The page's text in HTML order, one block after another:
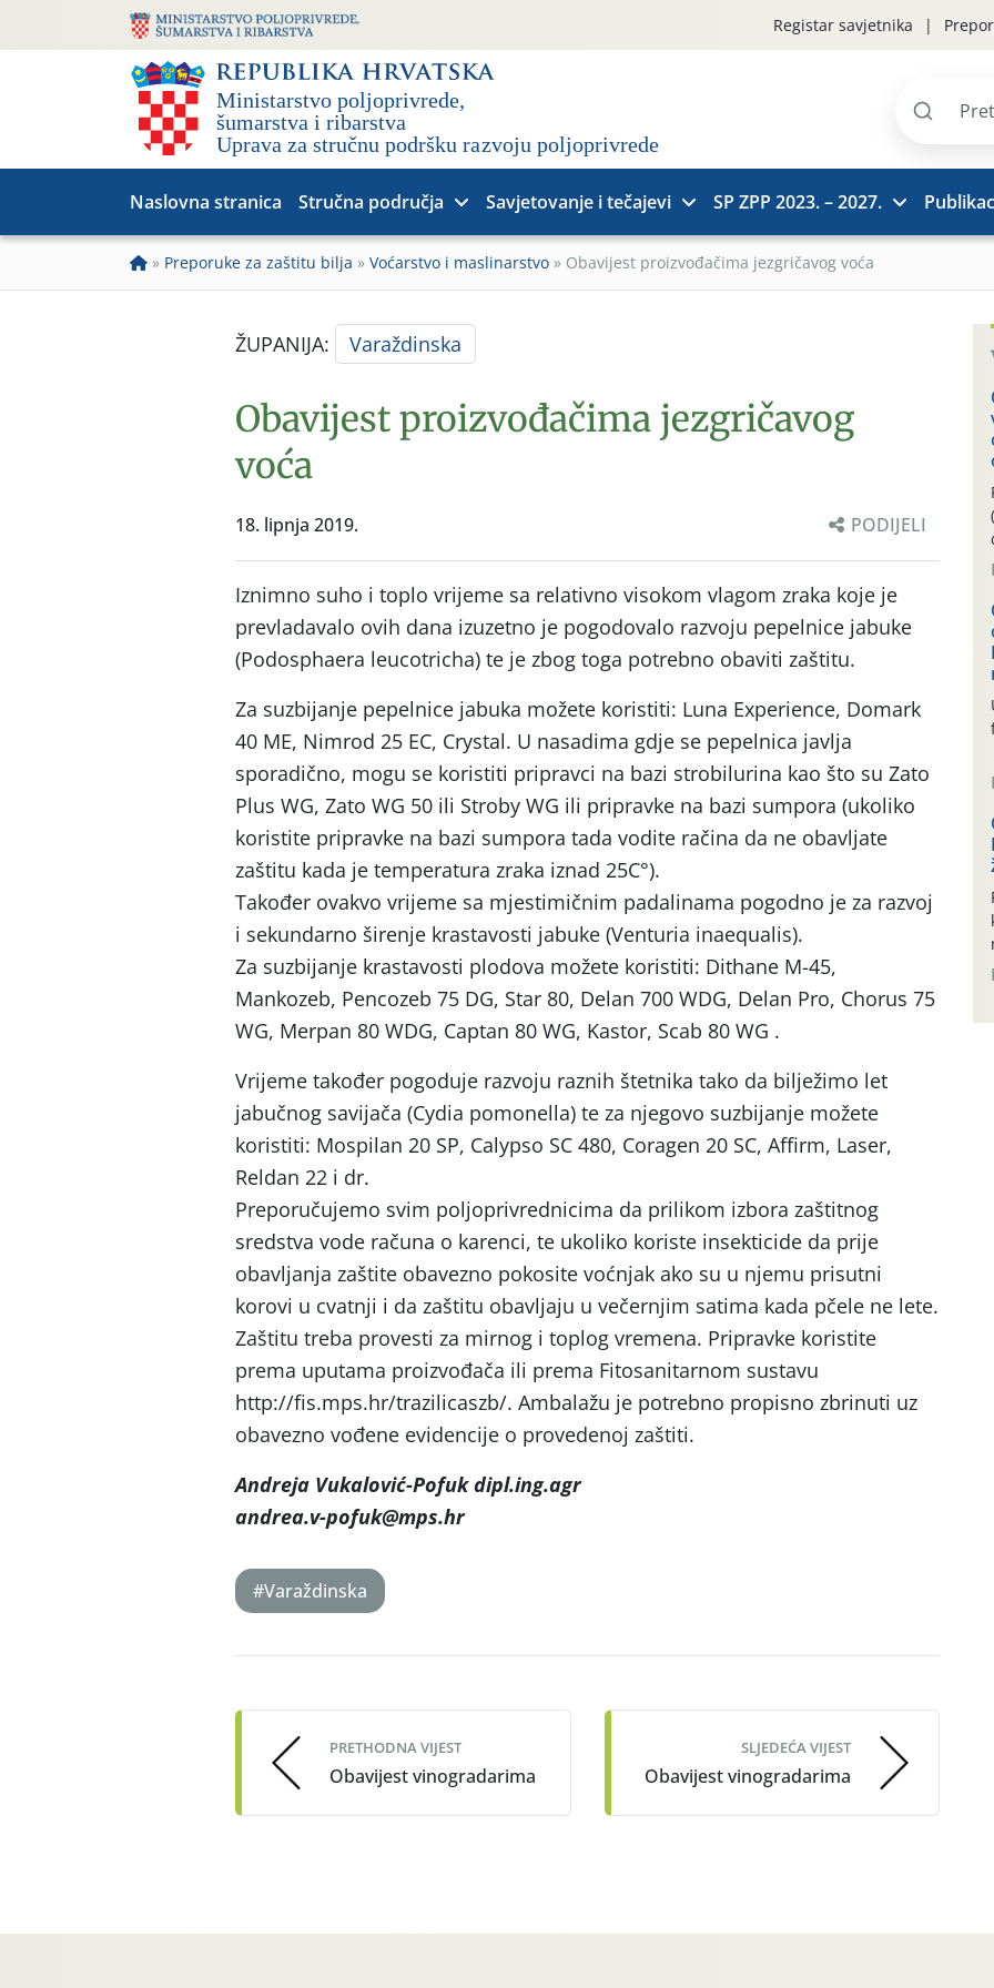
Registar savjetnika
Pretraži
Naslovna stranica Stručna područja Savjetovanje i tečajevi SP ZPP 2023. – 2027.
» Preporuke za zaštitu bilja » Voćarstvo i maslinarstvo » Obavijest proizvođačima jezgričavog voća
ŽUPANIJA: Varaždinska
Obavijest proizvođačima jezgričavog
voća
18. lipnja 2019. PODIJELI
Iznimno suho i toplo vrijeme sa relativno visokom vlagom zraka koje je
prevladavalo ovih dana izuzetno je pogodovalo razvoju pepelnice jabuke
(Podosphaera leucotricha) te je zbog toga potrebno obaviti zaštitu.
Za suzbijanje pepelnice jabuka možete koristiti: Luna Experience, Domark
40 ME, Nimrod 25 EC, Crystal. U nasadima gdje se pepelnica javlja
sporadično, mogu se koristiti pripravci na bazi strobilurina kao što su Zato
Plus WG, Zato WG 50 ili Stroby WG ili pripravke na bazi sumpora (ukoliko
koristite pripravke na bazi sumpora tada vodite račina da ne obavljate
zaštitu kada je temperatura zraka iznad 25C°).
Također ovakvo vrijeme sa mjestimičnim padalinama pogodno je za razvoj
i sekundarno širenje krastavosti jabuke (Venturia inaequalis).
Za suzbijanje krastavosti plodova možete koristiti: Dithane M-45,
Mankozeb, Pencozeb 75 DG, Star 80, Delan 700 WDG, Delan Pro, Chorus 75
WG, Merpan 80 WDG, Captan 80 WG, Kastor, Scab 80 WG .
Vrijeme također pogoduje razvoju raznih štetnika tako da bilježimo let
jabučnog savijača (Cydia pomonella) te za njegovo suzbijanje možete
koristiti: Mospilan 20 SP, Calypso SC 480, Coragen 20 SC, Affirm, Laser,
Reldan 22 i dr.
Preporučujemo svim poljoprivrednicima da prilikom izbora zaštitnog
sredstva vode računa o karenci, te ukoliko koriste insekticide da prije
obavljanja zaštite obavezno pokosite voćnjak ako su u njemu prisutni
korovi u cvatnji i da zaštitu obavljaju u večernjim satima kada pčele ne lete.
Zaštitu treba provesti za mirnog i toplog vremena. Pripravke koristite
prema uputama proizvođača ili prema Fitosanitarnom sustavu
http://fis.mps.hr/trazilicaszb/. Ambalažu je potrebno propisno zbrinuti uz
obavezno vođene evidencije o provedenoj zaštiti.
Andreja Vukalović-Pofuk dipl.ing.agr
andrea.v-pofuk@mps.hr
#Varaždinska
navigation
PRETHODNA VIJEST
Obavijest vinogradarima
SLJEDEĆA VIJEST
Obavijest vinogradarima